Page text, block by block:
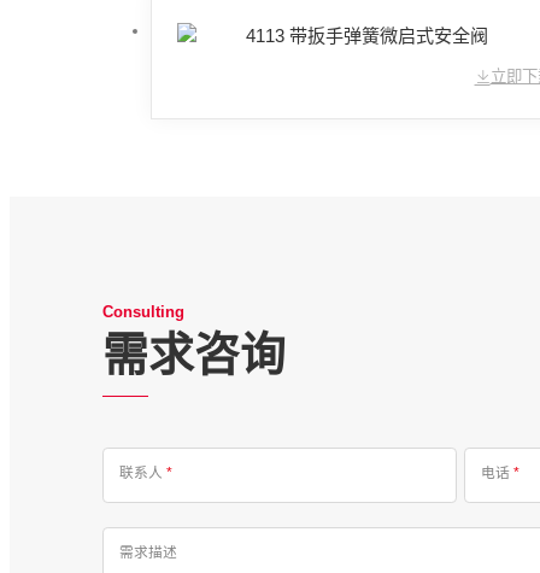
4113 带扳手弹簧微启式安全阀
立即
Consulting
需求咨询
联系人* 电话*
需求描述